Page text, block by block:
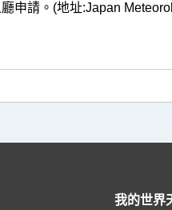
申請。(地址:Japan
我的世界